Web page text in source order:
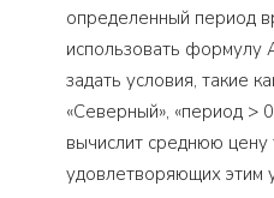
определенный период
использовать формулу
задать условия, такие
«Северный», «период >
вычислит среднюю цену
удовлетворяющих этим